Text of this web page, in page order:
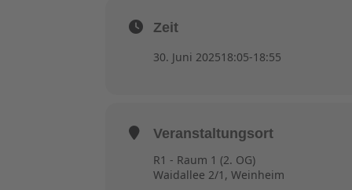
Zeit
30. Juni 202518:05-18:55
Veranstaltungsort
R1 - Raum 1 (2. OG)
Waidallee 2/1, Weinheim